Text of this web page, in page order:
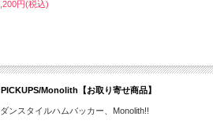
円(税込)
Monolith【お取り寄せ商品】
ダンスタイルハムバッカー、Monolith!!